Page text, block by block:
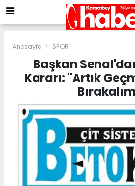
Anasayfa SPOR
Başkan
Kararı: "Artık